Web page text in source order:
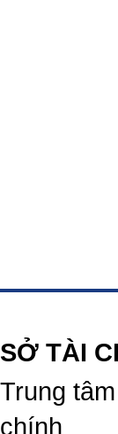
SỞ TÀI
Trung
chính